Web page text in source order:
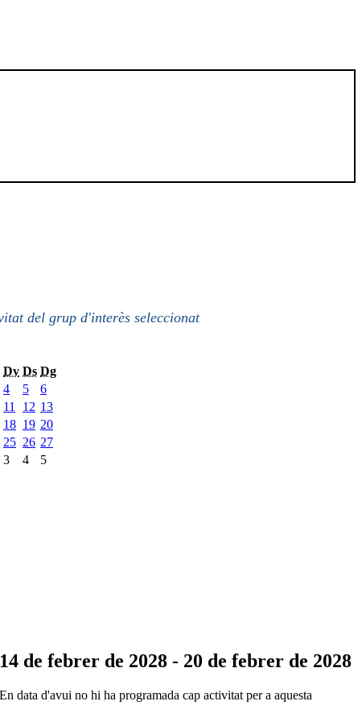
del grup d'interès seleccionat
Dv Ds Dg
4 5
6
11 12 13
18 19 20
25 26 27
3 4 5
14 de febrer de 2028 - 20 de febrer de 2028
En data d'avui no hi ha programada cap activitat per a aquesta